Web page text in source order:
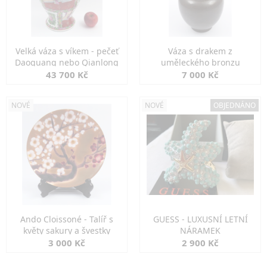
Velká váza s víkem - pečeť
Daoguang nebo Qianlong
43 700 Kč
Váza s drakem z
uměleckého bronzu
7 000 Kč
NOVÉ
Ando Cloissoné - Talíř s
květy sakury a švestky
3 000 Kč
NOVÉ OBJEDNÁNO
GUESS - LUXUSNÍ LETNÍ
NÁRAMEK
2 900 Kč